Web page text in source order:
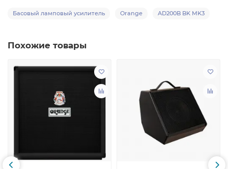
Басовый ламповый усилитель Orange AD200B BK MK3
Похожие товары